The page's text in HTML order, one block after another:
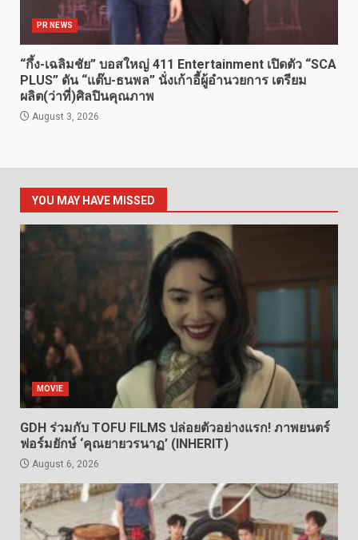
PR NEWS
“กึ้ง-เฉลิมชัย” บอสใหญ่ 411 Entertainment เปิดตัว “SCA
PLUS” ดัน “แต๊บ-ธนพล” นั่งเก้าอี้ผู้อำนวยการ เตรียม
ผลิต(ว่าที่)ศิลปินคุณภาพ
August 3, 2026
YOU MAY HAVE MISSED
MOVIE
GDH ร่วมกับ TOFU FILMS ปล่อยตัวอย่างแรก! ภาพยนตร์
ฟอร์มยักษ์ ‘คุณยายวรนาฏ’ (INHERIT)
August 6, 2026